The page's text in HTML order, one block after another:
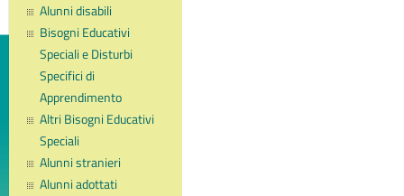
Alunni disabili
Bisogni Educativi
Speciali e Disturbi
Specifici di
Apprendimento
Altri Bisogni Educativi
Speciali
Alunni stranieri
Alunni adottati